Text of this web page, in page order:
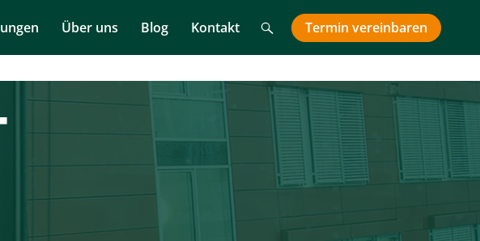
Über uns Blog Kontakt SucheTermin vereinbaren